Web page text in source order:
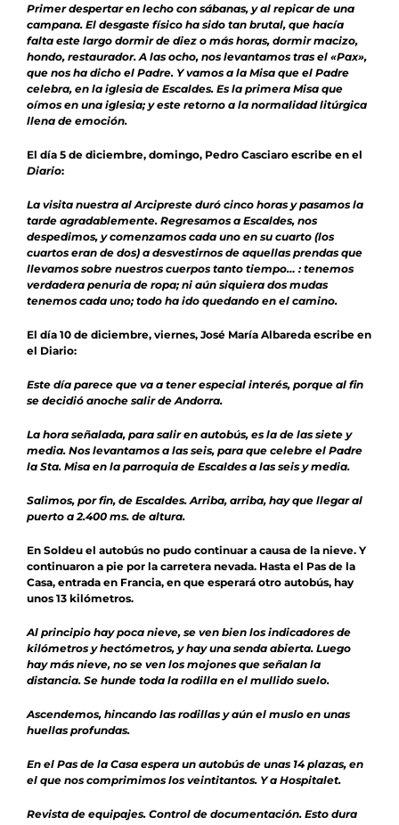
Primer despertar en lecho con sábanas, y al repicar de una
campana. El desgaste físico ha sido tan brutal, que hacía
falta este largo dormir de diez o más horas, dormir macizo,
hondo, restaurador. A las ocho, nos levantamos tras el «Pax»,
que nos ha dicho el Padre. Y vamos a la Misa que el Padre
celebra, en la iglesia de Escaldes. Es la primera Misa que
oímos en una iglesia; y este retorno a la normalidad litúrgica
llena de emoción.
El día 5 de diciembre, domingo, Pedro Casciaro escribe en el
Diario:
La visita nuestra al Arcipreste duró cinco horas y pasamos la
tarde agradablemente. Regresamos a Escaldes, nos
despedimos, y comenzamos cada uno en su cuarto (los
cuartos eran de dos) a desvestirnos de aquellas prendas que
llevamos sobre nuestros cuerpos tanto tiempo… : tenemos
verdadera penuria de ropa; ni aún siquiera dos mudas
tenemos cada uno; todo ha ido quedando en el camino.
El día 10 de diciembre, viernes, José María Albareda escribe en
el Diario:
Este día parece que va a tener especial interés, porque al fin
se decidió anoche salir de Andorra.
La hora señalada, para salir en autobús, es la de las siete y
media. Nos levantamos a las seis, para que celebre el Padre
la Sta. Misa en la parroquia de Escaldes a las seis y media.
Salimos, por fin, de Escaldes. Arriba, arriba, hay que llegar al
puerto a 2.400 ms. de altura.
En Soldeu el autobús no pudo continuar a causa de la nieve. Y
continuaron a pie por la carretera nevada. Hasta el Pas de la
Casa, entrada en Francia, en que esperará otro autobús, hay
unos 13 kilómetros.
Al principio hay poca nieve, se ven bien los indicadores de
kilómetros y hectómetros, y hay una senda abierta. Luego
hay más nieve, no se ven los mojones que señalan la
distancia. Se hunde toda la rodilla en el mullido suelo.
Ascendemos, hincando las rodillas y aún el muslo en unas
huellas profundas.
En el Pas de la Casa espera un autobús de unas 14 plazas, en
el que nos comprimimos los veintitantos. Y a Hospitalet.
Revista de equipajes. Control de documentación. Esto dura